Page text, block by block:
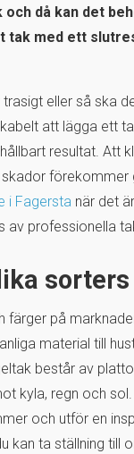
då kan det
med ett
eller så ska
att lägga ett
resultat. Att
i Fagersta när det
av professionella
färger på
material till
består av
kyla, regn och
och utför en
kan ta ställning till